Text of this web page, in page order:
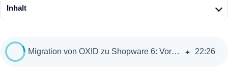
Inhalt
Migration von OXID zu Shopware 6: Vorteile, Prozess und Zukunftssicherheit 22:26